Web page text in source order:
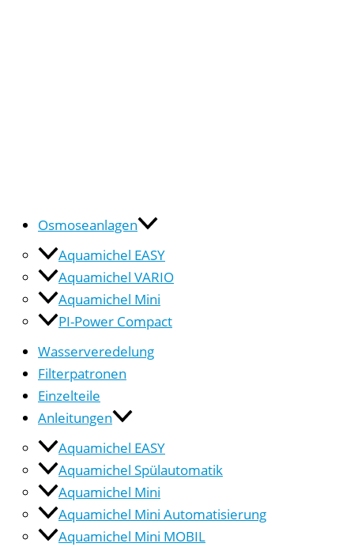
Osmoseanlagen
Aquamichel EASY
Aquamichel VARIO
Aquamichel Mini
PI-Power Compact
Wasserveredelung
Filterpatronen
Einzelteile
Anleitungen
Aquamichel EASY
Aquamichel Spülautomatik
Aquamichel Mini
Aquamichel Mini Automatisierung
Aquamichel Mini MOBIL